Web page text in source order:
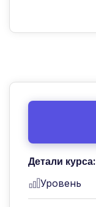
Детали курса:
Уровень